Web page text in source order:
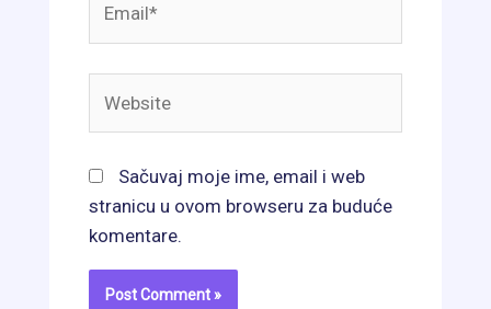
Sačuvaj moje ime, email i web
stranicu u ovom browseru za buduće
komentare.